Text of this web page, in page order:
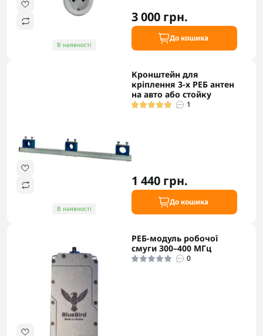
В наявності
3 000 грн.
До кошика
В наявності
Кронштейн для
кріплення 3-х РЕБ антен
на авто або стойку
1
1 440 грн.
До кошика
РЕБ-модуль робочої
смуги 300–400 МГц
0